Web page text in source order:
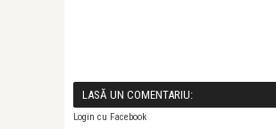
LASĂ UN COMENTARIU:
Login cu Facebook